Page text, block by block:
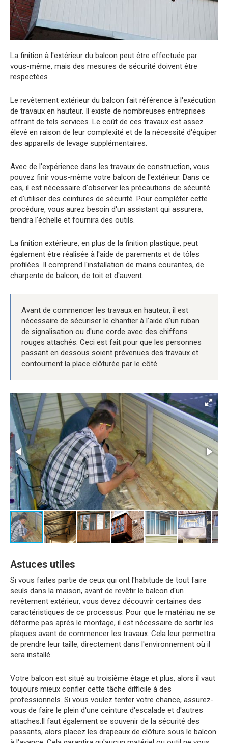
La finition à l'extérieur du balcon peut être effectuée par
vous-même, mais des mesures de sécurité doivent être
respectées
Le revêtement extérieur du balcon fait référence à l'exécution
de travaux en hauteur. Il existe de nombreuses entreprises
offrant de tels services. Le coût de ces travaux est assez
élevé en raison de leur complexité et de la nécessité d'équiper
des appareils de levage supplémentaires.
Avec de l'expérience dans les travaux de construction, vous
pouvez finir vous-même votre balcon de l'extérieur. Dans ce
cas, il est nécessaire d'observer les précautions de sécurité
et d'utiliser des ceintures de sécurité. Pour compléter cette
procédure, vous aurez besoin d'un assistant qui assurera,
tiendra l'échelle et fournira des outils.
La finition extérieure, en plus de la finition plastique, peut
également être réalisée à l'aide de parements et de tôles
profilées. Il comprend l'installation de mains courantes, de
charpente de balcon, de toit et d'auvent.
Avant de commencer les travaux en hauteur, il est
nécessaire de sécuriser le chantier à l'aide d'un ruban
de signalisation ou d'une corde avec des chiffons
rouges attachés. Ceci est fait pour que les personnes
passant en dessous soient prévenues des travaux et
contournent la place clôturée par le côté.
Astuces utiles
Si vous faites partie de ceux qui ont l'habitude de tout faire
seuls dans la maison, avant de revêtir le balcon d'un
revêtement extérieur, vous devez découvrir certaines des
caractéristiques de ce processus. Pour que le matériau ne se
déforme pas après le montage, il est nécessaire de sortir les
plaques avant de commencer les travaux. Cela leur permettra
de prendre leur taille, directement dans l'environnement où il
sera installé.
Votre balcon est situé au troisième étage et plus, alors il vaut
toujours mieux confier cette tâche difficile à des
professionnels. Si vous voulez tenter votre chance, assurez-
vous de faire le plein d'une ceinture d'escalade et d'autres
attaches.Il faut également se souvenir de la sécurité des
passants, alors placez les drapeaux de clôture sous le balcon